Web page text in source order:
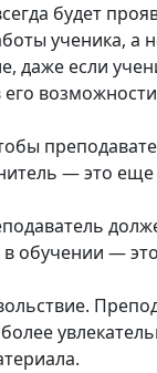
будет
ученика, а
даже если
— это еще
обучении —